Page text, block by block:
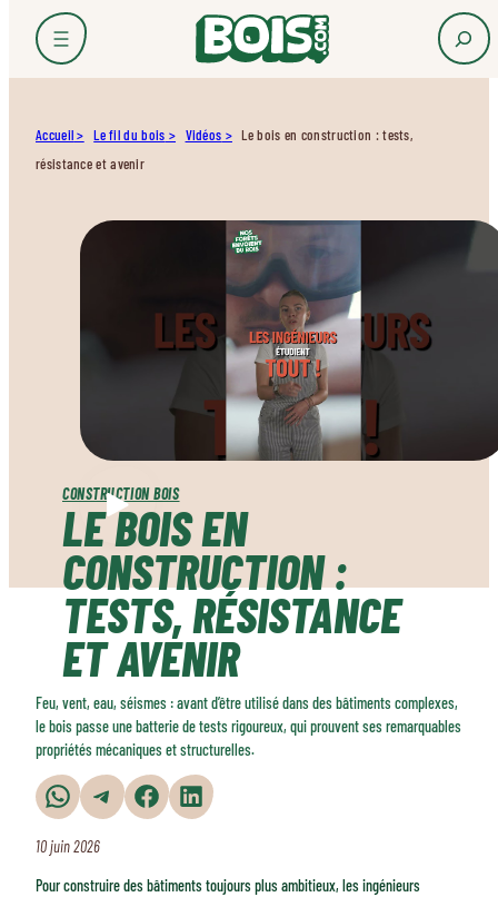
Accueil Le fil du bois Vidéos
Le bois en construction : tests,
résistance et avenir
CONSTRUCTION BOIS
LE BOIS EN
CONSTRUCTION :
TESTS, RÉSISTANCE
ET AVENIR
Feu, vent, eau, séismes : avant d’être utilisé dans des bâtiments complexes,
le bois passe une batterie de tests rigoureux, qui prouvent ses remarquables
propriétés mécaniques et structurelles.
Partager sur WhatsApp Partager sur Telegram Partager sur Facebook Partager sur LinkedIn
10 juin 2026
Pour construire des bâtiments toujours plus ambitieux, les ingénieurs